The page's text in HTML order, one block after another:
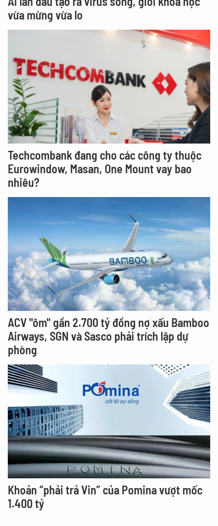
vừa mừng vừa lo
Techcombank đang cho các công ty thuộc
Eurowindow, Masan, One Mount vay bao
nhiêu?
ACV "ôm" gần 2.700 tỷ đồng nợ xấu Bamboo
Airways, SGN và Sasco phải trích lập dự
phòng
Khoản “phải trả Vin” của Pomina vượt mốc
1.400 tỷ